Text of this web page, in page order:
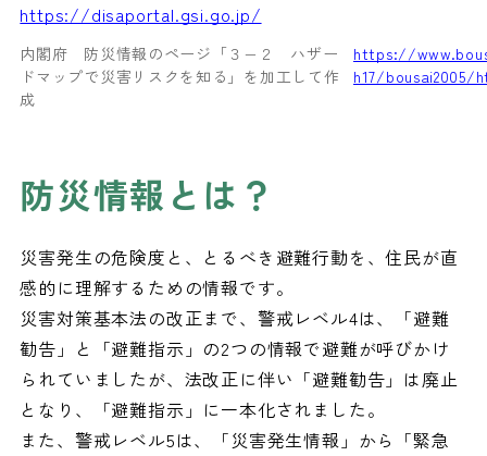
https://disaportal.gsi.go.jp/
内閣府 防災情報のページ「３−２ ハザー
ドマップで災害リスクを知る」を加工して作
成
https://
h17/bousai2005/
防災情報とは？
災害発生の危険度と、とるべき避難行動を、住民が直
感的に理解するための情報です。
災害対策基本法の改正まで、警戒レベル4は、「避難
勧告」と「避難指示」の2つの情報で避難が呼びかけ
られていましたが、法改正に伴い「避難勧告」は廃止
となり、「避難指示」に一本化されました。
また、警戒レベル5は、「災害発生情報」から「緊急